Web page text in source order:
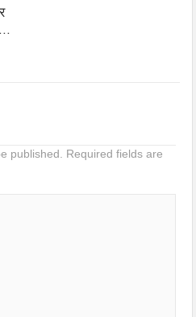
published.
Required fields are